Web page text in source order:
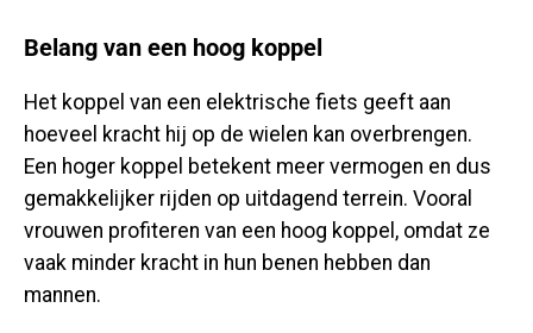
Belang van een hoog koppel
Het koppel van een elektrische fiets geeft aan
hoeveel kracht hij op de wielen kan overbrengen.
Een hoger koppel betekent meer vermogen en dus
gemakkelijker rijden op uitdagend terrein. Vooral
vrouwen profiteren van een hoog koppel, omdat ze
vaak minder kracht in hun benen hebben dan
mannen.